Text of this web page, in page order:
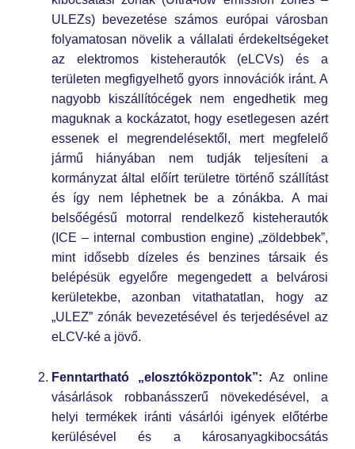
ULEZs) bevezetése számos európai városban
folyamatosan növelik a vállalati érdekeltségeket
az elektromos kisteherautók (eLCVs) és a
területen megfigyelhető gyors innovációk iránt. A
nagyobb kiszállítócégek nem engedhetik meg
maguknak a kockázatot, hogy esetlegesen azért
essenek el megrendelésektől, mert megfelelő
jármű hiányában nem tudják teljesíteni a
kormányzat által előírt területre történő szállítást
és így nem léphetnek be a zónákba. A mai
belsőégésű motorral rendelkező kisteherautók
(ICE – internal combustion engine) „zöldebbek”,
mint idősebb dízeles és benzines társaik és
belépésük egyelőre megengedett a belvárosi
kerületekbe, azonban vitathatatlan, hogy az
„ULEZ” zónák bevezetésével és terjedésével az
eLCV-ké a jövő.
Fenntartható „elosztóközpontok”: Az online
vásárlások robbanásszerű növekedésével, a
helyi termékek iránti vásárlói igények előtérbe
kerülésével és a károsanyagkibocsátás